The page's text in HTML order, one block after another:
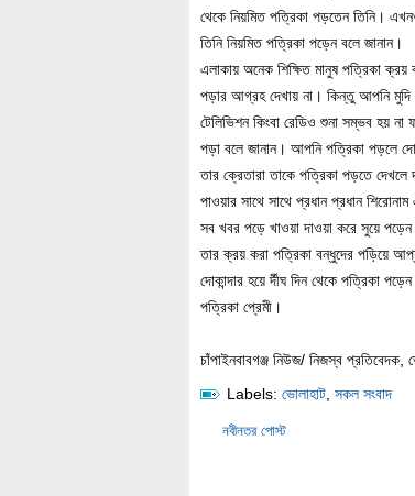
থেকে নিয়মিত পত্রিকা পড়তেন তিনি।
তিনি নিয়মিত পত্রিকা পড়েন বলে জানান।
এলাকায় অনেক শিক্ষিত মানুষ পত্রিকা ক্রয়
পড়ার আগ্রহ দেখায় না। কিন্তু আপনি মুদি
টেলিভিশন কিংবা রেডিও শুনা সম্ভব হয়
পড়া বলে জানান। আপনি পত্রিকা পড়লে
তার ক্রেতারা তাকে পত্রিকা পড়তে
পাওয়ার সাথে সাথে প্রধান প্রধান
সব খবর পড়ে খাওয়া দাওয়া করে সুয়ে পড়েন
তার ক্রয় করা পত্রিকা বন্ধুদের পড়িয়ে
দোকান্দার হয়ে র্দীঘ দিন থেকে পত্রিকা
পত্রিকা প্রেমী।
চাঁপাইনবাবগঞ্জ নিউজ/ নিজস্ব
Labels: ভোলাহাট সকল সংবাদ
নবীনতর পোস্ট